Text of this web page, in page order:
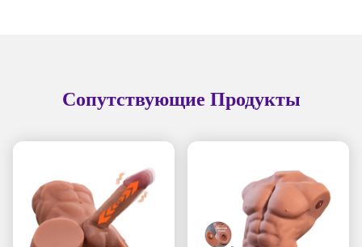
Сопутствующие Продукты